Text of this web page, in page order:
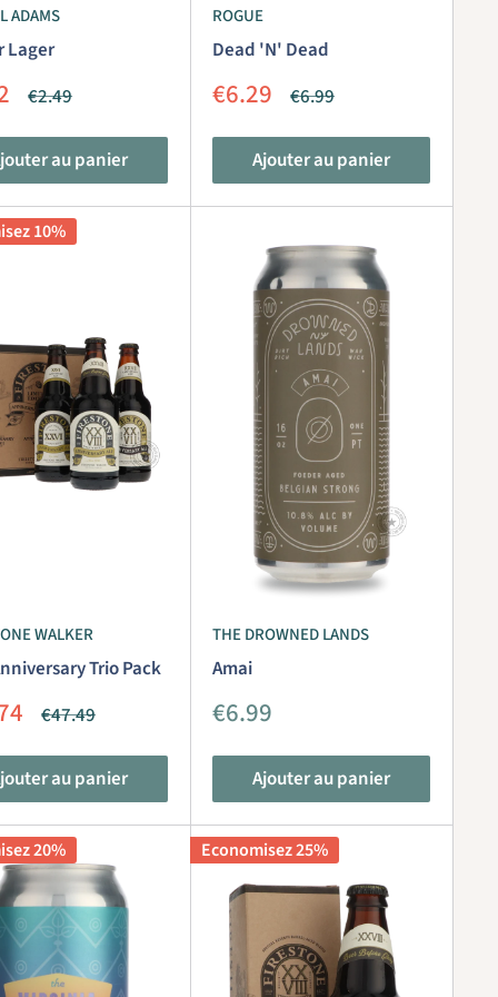
ADAMS
Lager
Prix
€2.49
au panier
ROGUE
Dead 'N' Dead
Prix
€6.29 Prix
€6.99
Ajouter au panier
10%
WALKER
Trio Pack
Prix
€47.49
au panier
THE DROWNED LANDS
Amai
Prix
€6.99
Ajouter au panier
20% Economisez 25%